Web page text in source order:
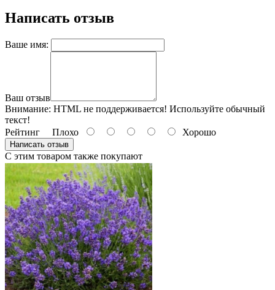
Написать отзыв
Ваше имя:
Ваш отзыв
Внимание: HTML не поддерживается! Используйте обычный
текст!
Рейтинг Плохо Хорошо
Написать отзыв
С этим товаром также покупают